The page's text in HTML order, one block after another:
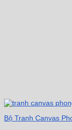
Bộ Tranh Canvas